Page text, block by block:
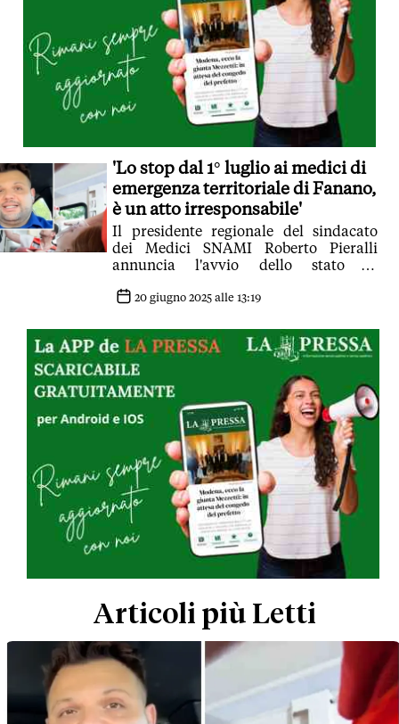
'Lo stop dal 1° luglio ai medici di
emergenza territoriale di Fanano,
è un atto irresponsabile'
Il presidente regionale del sindacato
dei Medici SNAMI Roberto Pieralli
annuncia l'avvio dello stato di
'Ai cittadini verrà tolta una importante
garantita dalla sola Pavullo. I medici
avvertiti solo ieri con una mail sul
mancato rinnovo del contratto a dieci
giorni dalla scadenza'
20 giugno 2025 alle 13:19
Articoli più Letti